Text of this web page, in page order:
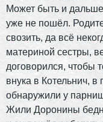
Может быть и
уже не пошёл.
свозить, да всё
материной сестры,
договорился, чтобы
внука в Котельнич, в
обнаружили у
Жили Доронины